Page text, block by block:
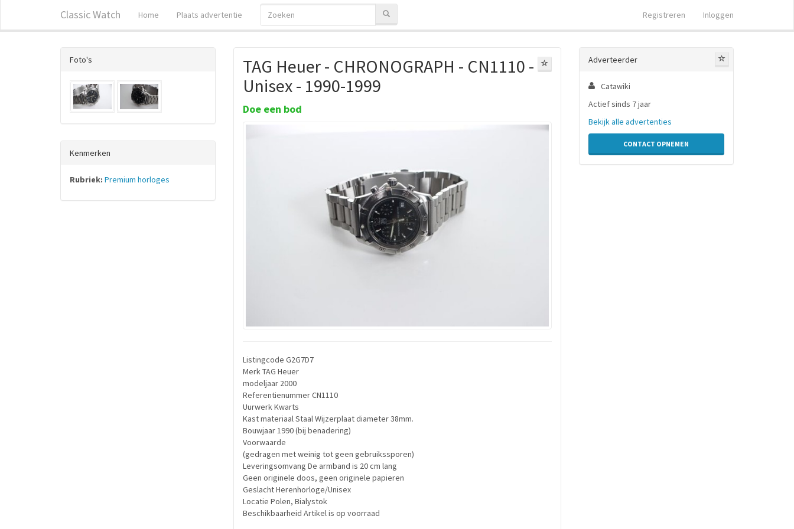
Classic Watch Home Plaats advertentie Registreren Inloggen
TAG Heuer - CHRONOGRAPH - CN1110 -
Unisex - 1990-1999
Doe een bod
Listingcode G2G7D7
Merk TAG Heuer
modeljaar 2000
Referentienummer CN1110
Uurwerk Kwarts
Kast materiaal Staal Wijzerplaat diameter 38mm.
Bouwjaar 1990 (bij benadering)
Voorwaarde
(gedragen met weinig tot geen gebruikssporen)
Leveringsomvang De armband is 20 cm lang
Geen originele doos, geen originele papieren
Geslacht Herenhorloge/Unisex
Locatie Polen, Bialystok
Beschikbaarheid Artikel is op voorraad
Foto's
Kenmerken
Rubriek: Premium horloges
Adverteerder
Catawiki
Actief sinds 7 jaar
Bekijk alle advertenties
CONTACT OPNEMEN